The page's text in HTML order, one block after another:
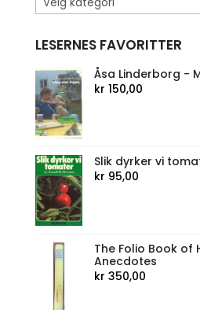
LESERNES FAVORITTER
Åsa Linderborg -
kr 150,00
Slik dyrker vi
kr 95,00
The Folio Book of
Anecdotes
kr 350,00